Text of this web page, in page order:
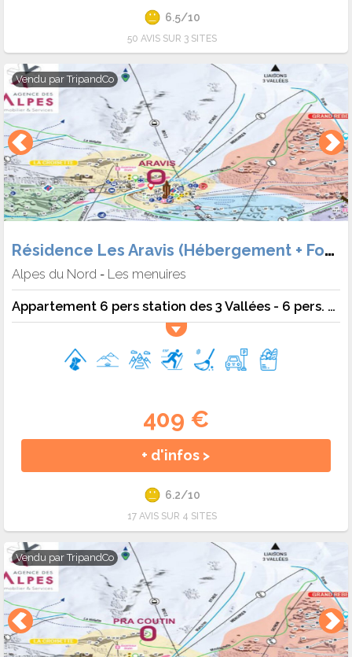
6.5/10
50 AVIS SUR 3 SITES
Vendu parTripandCo
Résidence Les Aravis (Hébergement + Forf.)
Alpes du Nord - Les menuires
Appartement 6 pers station des 3 Vallées - 6 pers. - 38m2 - TV - Animaux admis
409 €
+ d'infos >
6.2/10
17 AVIS SUR 4 SITES
Vendu parTripandCo